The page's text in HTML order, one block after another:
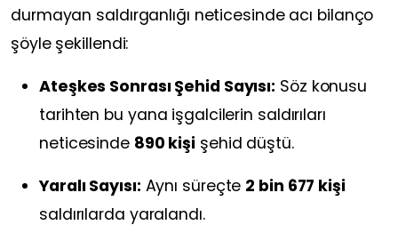
durmayan saldırganlığı neticesinde acı bilanço
şöyle şekillendi:
Ateşkes Sonrası Şehid Sayısı: Söz konusu
tarihten bu yana işgalcilerin saldırıları
neticesinde 890 kişi şehid düştü.
Yaralı Sayısı: Aynı süreçte 2 bin 677 kişi
saldırılarda yaralandı.